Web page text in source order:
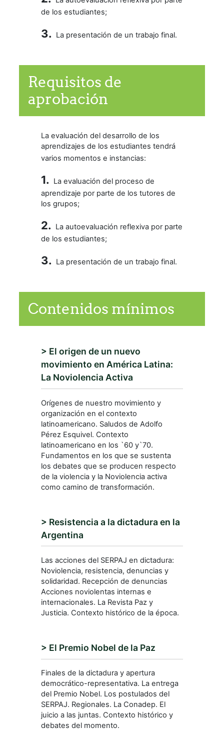
de los estudiantes;
3. La presentación de un trabajo final.
Requisitos de
aprobación
La evaluación del desarrollo de los
aprendizajes de los estudiantes tendrá
varios momentos e instancias:
1.
La evaluación del proceso de
aprendizaje por parte de los tutores de
los grupos;
2.
La autoevaluación reflexiva por parte
de los estudiantes;
3. La presentación de un trabajo final.
Contenidos mínimos
> El origen de un nuevo
movimiento en América Latina:
La Noviolencia Activa
Orígenes de nuestro movimiento y
organización en el contexto
latinoamericano. Saludos de Adolfo
Pérez Esquivel. Contexto
latinoamericano en los `60 y`70.
Fundamentos en los que se sustenta
los debates que se producen respecto
de la violencia y la Noviolencia activa
como camino de transformación.
> Resistencia a la dictadura en la
Argentina
Las acciones del SERPAJ en dictadura:
Noviolencia, resistencia, denuncias y
solidaridad. Recepción de denuncias
Acciones noviolentas internas e
internacionales. La Revista Paz y
Justicia. Contexto histórico de la época.
> El Premio Nobel de la Paz
Finales de la dictadura y apertura
democrático-representativa. La entrega
del Premio Nobel. Los postulados del
SERPAJ. Regionales. La Conadep. El
juicio a las juntas. Contexto histórico y
debates del momento.